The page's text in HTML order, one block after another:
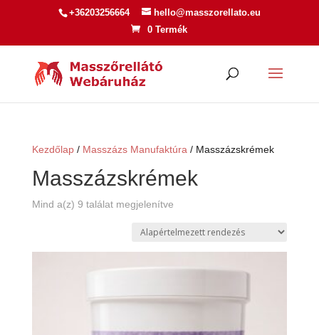
+36203256664
hello@masszorellato.eu
0 Termék
Kezdőlap/ Masszázs Manufaktúra / Masszázskrémek
Masszázskrémek
Mind a(z) 9 találat megjelenítve